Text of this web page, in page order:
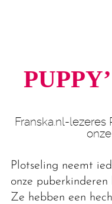
Franska.nl-
Plotseling neemt
onze
Ze hebben een